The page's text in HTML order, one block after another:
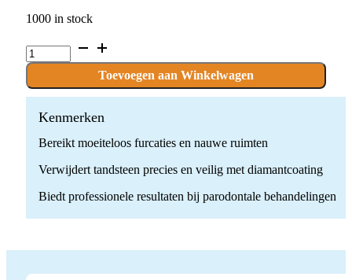
1000 in stock
Paro
tip
H2R/
Satelec
Acteon
Toevoegen aan Winkelwagen
Kenmerken
Bereikt moeiteloos furcaties en nauwe ruimten
Verwijdert tandsteen precies en veilig met diamantcoating
Biedt professionele resultaten bij parodontale behandelingen